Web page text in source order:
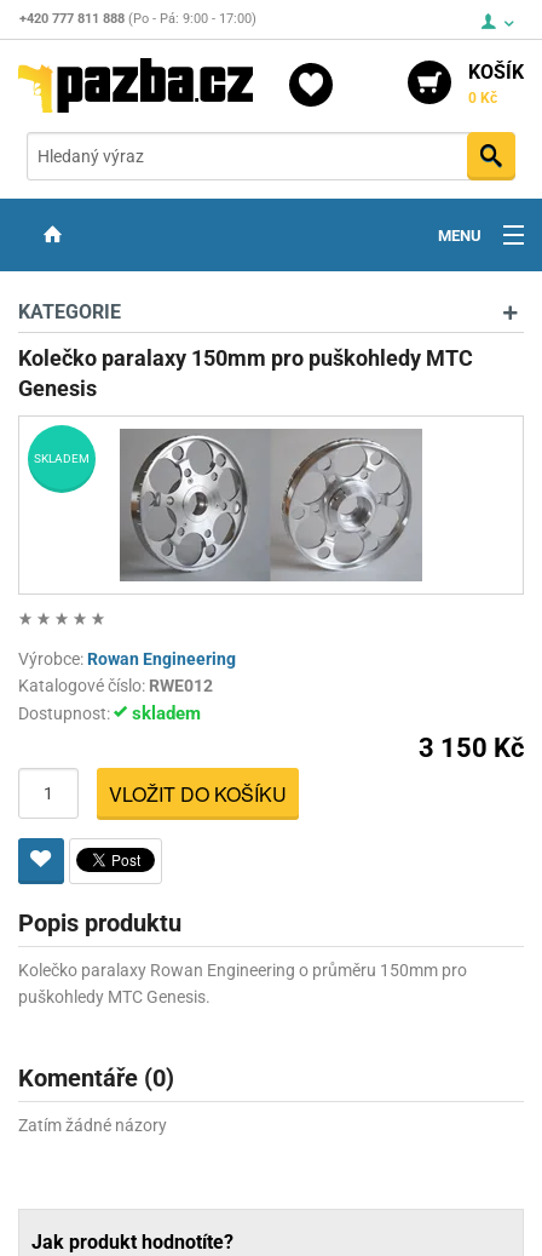
+420 777 811 888 (Po - Pá: 9:00 - 17:00)
KOŠÍK
0 Kč
MENU
OPTIKA
STŘELIVO
PŘÍSLUŠENSTVÍ
DETEKTORY KOVŮ
KATEGORIE
Kolečko paralaxy 150mm pro puškohledy MTC
Genesis
SKLADEM
Výrobce:Rowan Engineering
Katalogové číslo: RWE012
Dostupnost:
skladem
3 150 Kč
VLOŽIT DO KOŠÍKU
Popis produktu
Kolečko paralaxy Rowan Engineering o průměru 150mm pro
puškohledy MTC Genesis.
Komentáře (0)
Zatím žádné názory
Jak produkt hodnotíte?